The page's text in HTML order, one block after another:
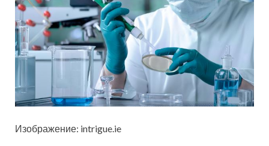
Изображение: intrigue.ie